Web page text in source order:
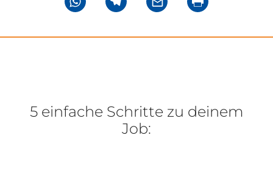
5 einfache Schritte zu deinem
Job: